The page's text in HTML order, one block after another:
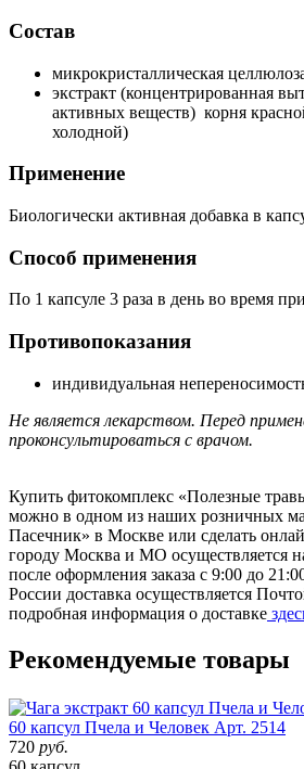
Состав
микрокристаллическая
экстракт (концентрированная
активных веществ) корня
холодной)
Применение
Биологически активная добавка в
Способ применения
По 1 капсуле 3 раза в день во время
Противопоказания
индивидуальная
Не является лекарством. Перед
проконсультироваться с врачом.
Купить фитокомплекс «Полезные
можно в одном из наших розничных
Пасечник» в Москве или сделать
городу Москва и МО осуществляется
после оформления заказа с 9:00 до
России доставка осуществляется
подробная информация о доставке
Рекомендуемые товары
60 капсул Пчела и Человек Арт. 2514
720 руб.